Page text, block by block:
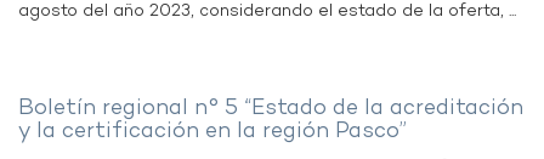
agosto del año 2023, considerando el estado de la oferta, ...
Boletín regional n° 5 “Estado de la acreditación
y la certificación en la región Pasco”